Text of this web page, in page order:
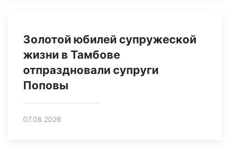
Золотой юбилей супружеской
жизни в Тамбове
отпраздновали супруги
Поповы
07.08.2026